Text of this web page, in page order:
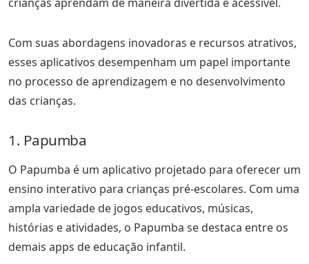
Com suas abordagens inovadoras e recursos atrativos,
esses aplicativos desempenham um papel importante
no processo de aprendizagem e no desenvolvimento
das crianças.
1. Papumba
O Papumba é um aplicativo projetado para oferecer um
ensino interativo para crianças pré-escolares. Com uma
ampla variedade de jogos educativos, músicas,
histórias e atividades, o Papumba se destaca entre os
demais apps de educação infantil.